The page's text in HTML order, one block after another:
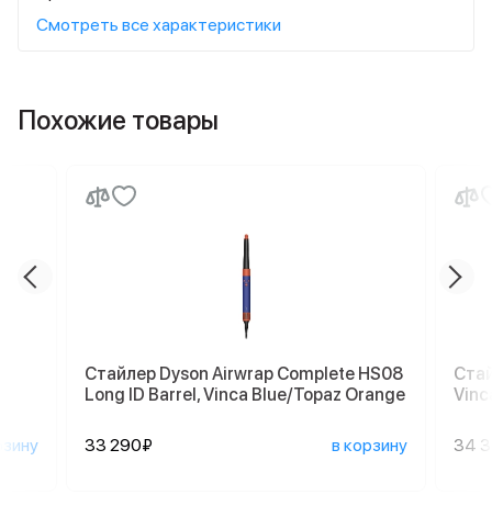
Смотреть все характеристики
Похожие товары
Стайлер Dyson Airwrap Complete HS08
Long ID Barrel, Vinca Blue/Topaz Orange
33 290₽ в корзину 34